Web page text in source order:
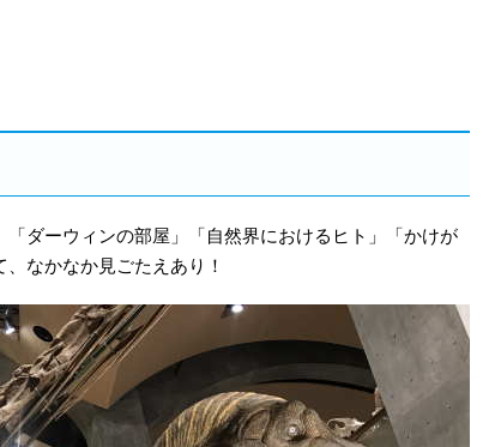
「ダーウィンの部屋」「自然界におけるヒト」「かけが
なかなか見ごたえあり！